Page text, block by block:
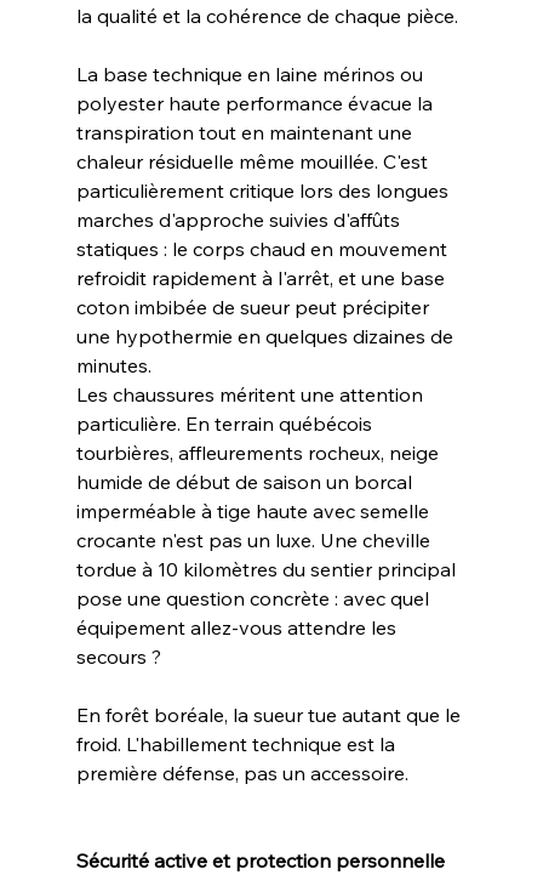
la qualité et la cohérence de chaque pièce.
La base technique en laine mérinos ou
polyester haute performance évacue la
transpiration tout en maintenant une
chaleur résiduelle même mouillée. C'est
particulièrement critique lors des longues
marches d'approche suivies d'affûts
statiques : le corps chaud en mouvement
refroidit rapidement à l'arrêt, et une base
coton imbibée de sueur peut précipiter
une hypothermie en quelques dizaines de
minutes.
Les chaussures méritent une attention
particulière. En terrain québécois
tourbières, affleurements rocheux, neige
humide de début de saison un borcal
imperméable à tige haute avec semelle
crocante n'est pas un luxe. Une cheville
tordue à 10 kilomètres du sentier principal
pose une question concrète : avec quel
équipement allez-vous attendre les
secours ?
En forêt boréale, la sueur tue autant que le
froid. L'habillement technique est la
première défense, pas un accessoire.
Sécurité active et protection personnelle